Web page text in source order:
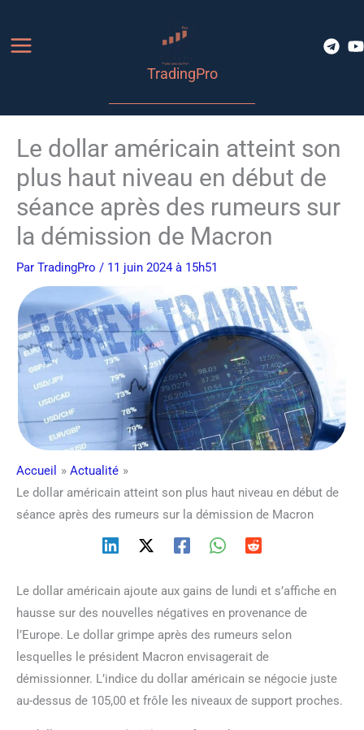
contenu
TradingPro
Le dollar américain atteint son
plus haut niveau en début de
séance après des rumeurs sur
la démission de Macron
Par TradingPro / 11 juin 2024 à 15h51
Accueil
Actualité
Le dollar américain atteint son plus haut niveau en début de
séance après des rumeurs sur la démission de Macron
Le dollar américain ajoute aux gains de lundi et s’affiche en
hausse sur des nouvelles négatives en provenance de
l’Europe. Le dollar grimpe après des rumeurs selon
lesquelles le président Macron envisagerait de
démissionner. L’indice du dollar américain se négocie juste
au-dessus de 105,00 et frôle les niveaux de support proches.